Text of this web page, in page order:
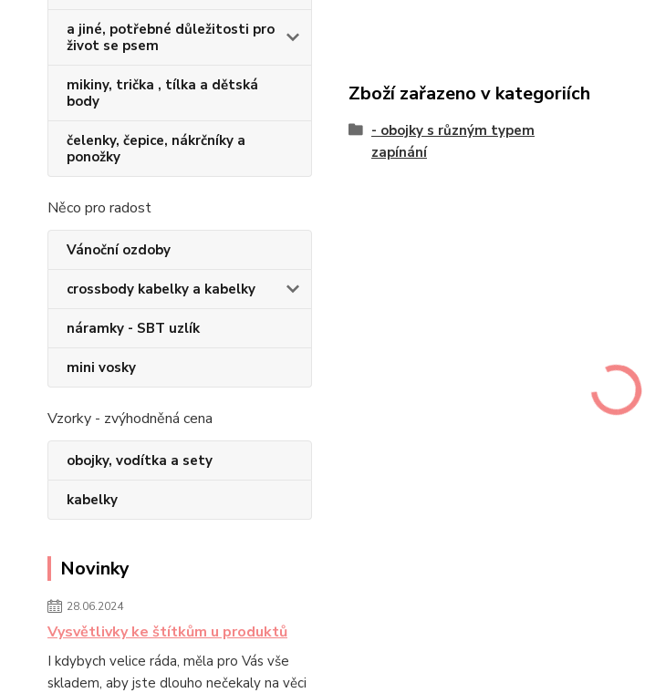
a jiné, potřebné důležitosti pro
život se psem
mikiny, trička , tílka a dětská
body
čelenky, čepice, nákrčníky a
ponožky
Něco pro radost
Vánoční ozdoby
crossbody kabelky a kabelky
náramky - SBT uzlík
mini vosky
Vzorky - zvýhodněná cena
obojky, vodítka a sety
kabelky
Novinky
28.06.2024
Vysvětlivky ke štítkům u produktů
I kdybych velice ráda, měla pro Vás vše
skladem, aby jste dlouho nečekaly na věci
Zboží zařazeno v kategoriích
- obojky s různým typem
zapínání